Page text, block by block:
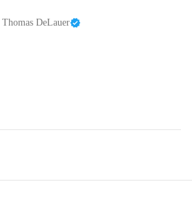
Thomas DeLauer